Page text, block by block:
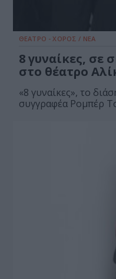
ΘΕΑΤΡΟ - ΧΟΡΟΣ / ΝΕΑ
8 γυναίκες, σε
στο θέατρο
«8 γυναίκες», το
συγγραφέα Ρομπέρ